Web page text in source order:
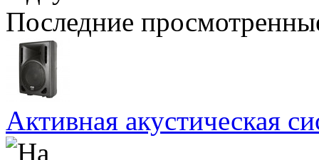
Последние
Активная акустическая